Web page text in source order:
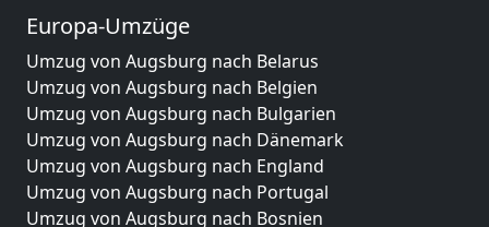
Europa-Umzüge
Umzug von Augsburg nach Belarus
Umzug von Augsburg nach Belgien
Umzug von Augsburg nach Bulgarien
Umzug von Augsburg nach Dänemark
Umzug von Augsburg nach England
Umzug von Augsburg nach Portugal
Umzug von Augsburg nach Bosnien